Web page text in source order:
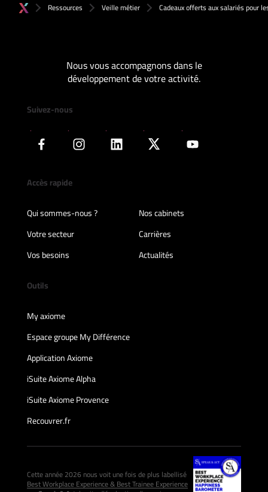
Ressources Veille métier Cadeaux offerts aux salariés pour
Nous vous accompagnons dans le
développement de votre activité.
Suivez-nous
Accès rapide
Qui sommes-nous ?
Nos cabinets
Votre secteur
Carrières
Vos besoins
Actualités
Outils
My axiome
Espace groupe My Différence
Application Axiome
iSuite Axiome Alpha
iSuite Axiome Provence
Recouvrer.fr
Cette année 2026 nous voit une fois de plus labellisé
Best Workplace Experience & Best Trainee Experience